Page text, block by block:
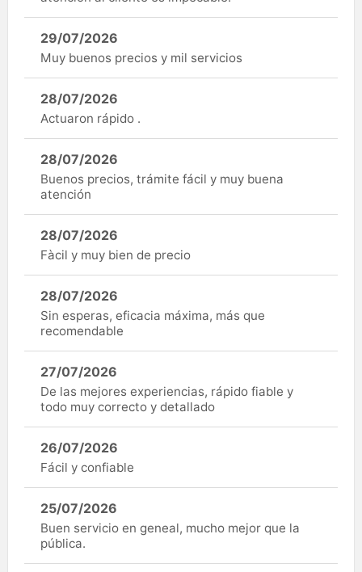
29/07/2026
Muy buenos precios y mil servicios
28/07/2026
Actuaron rápido .
28/07/2026
Buenos precios, trámite fácil y muy buena
atención
28/07/2026
Fàcil y muy bien de precio
28/07/2026
Sin esperas, eficacia máxima, más que
recomendable
27/07/2026
De las mejores experiencias, rápido fiable y
todo muy correcto y detallado
26/07/2026
Fácil y confiable
25/07/2026
Buen servicio en geneal, mucho mejor que la
pública.